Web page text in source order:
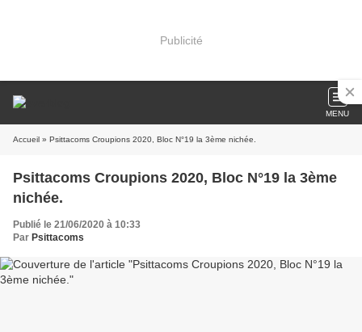
Publicité
MENU
Accueil » Psittacoms Croupions 2020, Bloc N°19 la 3ème nichée.
Psittacoms Croupions 2020, Bloc N°19 la 3ème
nichée.
Publié le 21/06/2020 à 10:33
Par Psittacoms